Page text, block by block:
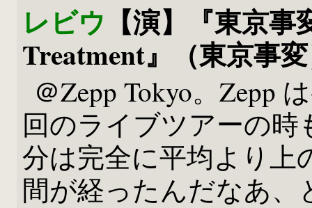
レビウ 【演】『東京
Treatment』（東京事
＠Zepp Tokyo。Zepp
回のライブツアーの
分は完全に平均より上
間が経ったんだなあ、